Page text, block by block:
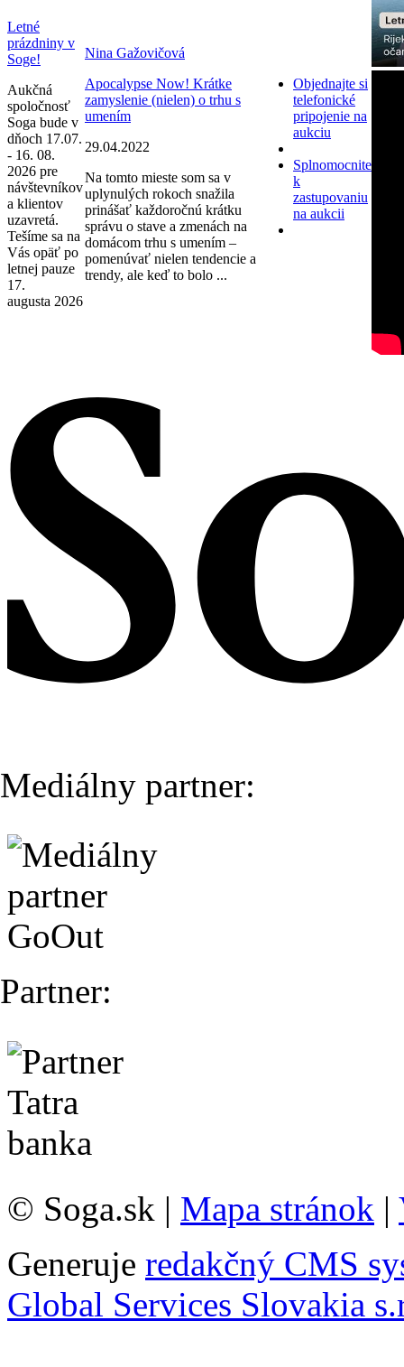
Letné
prázdniny v
Soge!
Aukčná
spoločnosť
Soga bude v
dňoch 17.07.
- 16. 08.
2026 pre
návštevníkov
a klientov
uzavretá.
Tešíme sa na
Vás opäť po
letnej pauze
17.
augusta 2026
Nina Gažovičová
Apocalypse Now! Krátke
zamyslenie (nielen) o trhu s
umením
29.04.2022
Na tomto mieste som sa v
uplynulých rokoch snažila
prinášať každoročnú krátku
správu o stave a zmenách na
domácom trhu s umením –
pomenúvať nielen tendencie a
trendy, ale keď to bolo ...
Objednajte si
telefonické
pripojenie na
aukciu
Splnomocnite
k
zastupovaniu
na aukcii
Mediálny partner:
Partner:
© Soga.sk | Mapa stránok |
Generuje redakčný CMS
Global Services Slovakia